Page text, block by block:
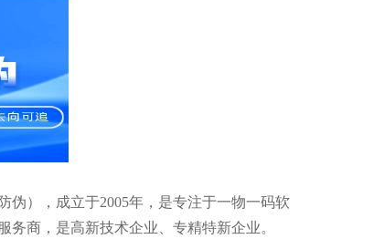
伪），成立于2005年，是专注于一物一码软
商，是高新技术企业、专精特新企业。